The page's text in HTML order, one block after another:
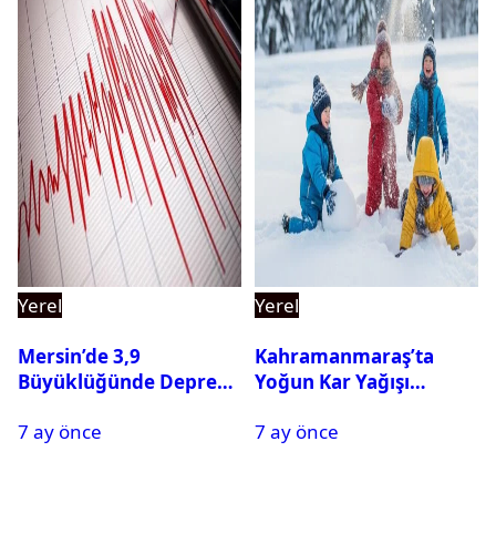
Yerel
Mersin’de 3,9
Büyüklüğünde Deprem
7 ay önce
Yerel
Kahramanmaraş’ta
Yoğun Kar Yağışı
Tatil
7 ay önce